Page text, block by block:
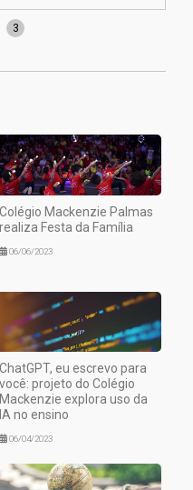
3
Colégio Mackenzie Palmas
realiza Festa da Família
06/06/2023
ChatGPT, eu escrevo para
você: projeto do Colégio
Mackenzie explora uso da
IA no ensino
06/04/2023